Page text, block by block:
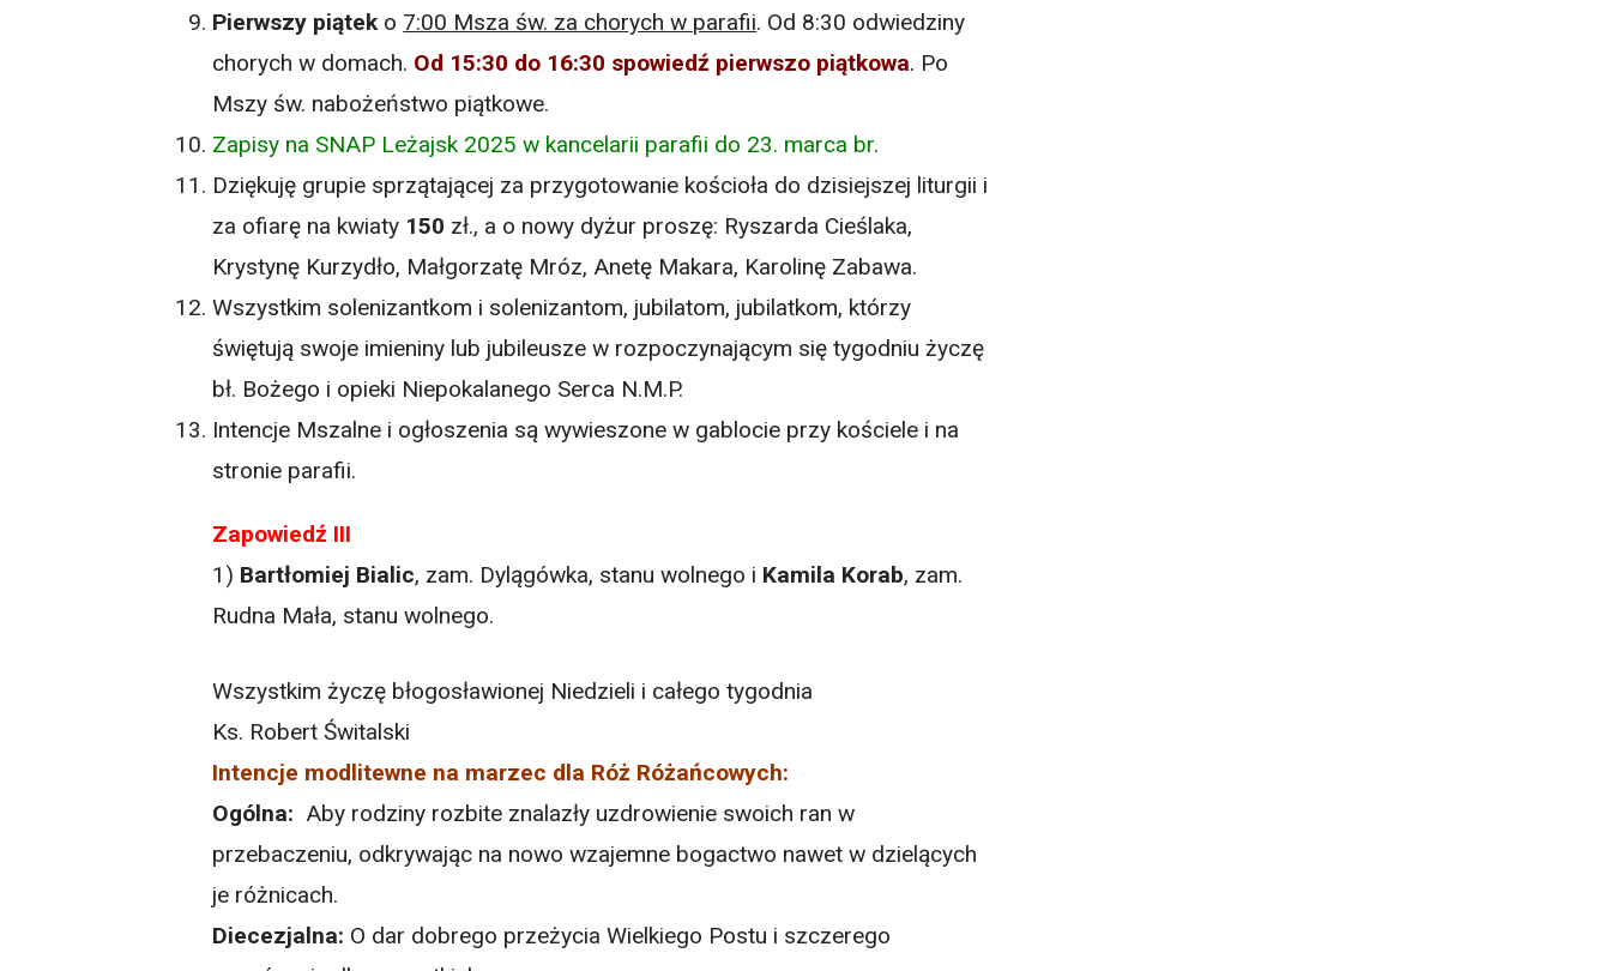
Pierwszy piąteko 7:00 Msza św. za chorych w parafii. Od 8:30 odwiedziny
chorych w domach. Od 15:30 do 16:30 spowiedź pierwszo piątkowa. Po
Mszy św. nabożeństwo piątkowe.
Zapisy na SNAP Leżajsk 2025 w kancelarii parafii do 23. marca br.
Dziękuję grupie sprzątającej za przygotowanie kościoła do dzisiejszej liturgii i
za ofiarę na kwiaty 150 zł., a o nowy dyżur proszę: Ryszarda Cieślaka,
Krystynę Kurzydło, Małgorzatę Mróz, Anetę Makara, Karolinę Zabawa.
Wszystkim solenizantkom i solenizantom, jubilatom, jubilatkom, którzy
świętują swoje imieniny lub jubileusze w rozpoczynającym się tygodniu życzę
bł. Bożego i opieki Niepokalanego Serca N.M.P.
Intencje Mszalne i ogłoszenia są wywieszone w gablocie przy kościele i na
stronie parafii.
Zapowiedź III
1) Bartłomiej Bialic, zam. Dylągówka, stanu wolnego i Kamila Korab, zam.
Rudna Mała, stanu wolnego.
Wszystkim życzę błogosławionej Niedzieli i całego tygodnia
Ks. Robert Świtalski
Intencje modlitewne na marzec dla Róż Różańcowych:
Ogólna: Aby rodziny rozbite znalazły uzdrowienie swoich ran w
przebaczeniu, odkrywając na nowo wzajemne bogactwo nawet w dzielących
je różnicach.
Diecezjalna: O dar dobrego przeżycia Wielkiego Postu i szczerego